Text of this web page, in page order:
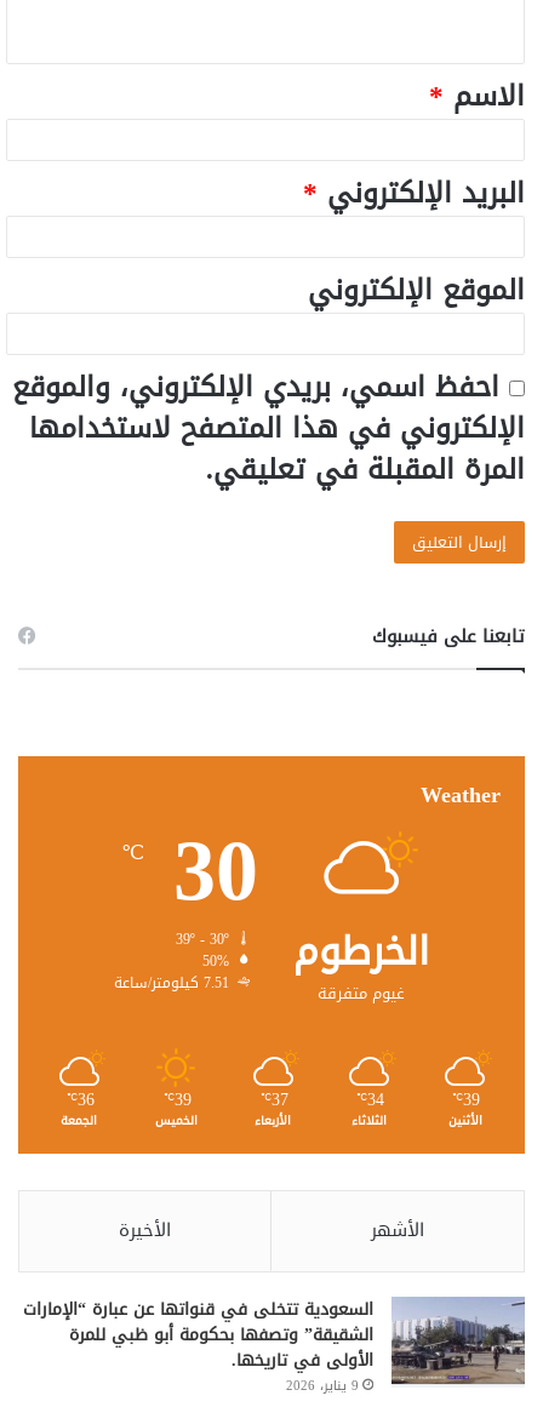
الاسم *
البريد الإلكتروني *
الموقع الإلكتروني
احفظ اسمي، بريدي الإلكتروني، والموقع
الإلكتروني في هذا المتصفح لاستخدامها
المرة المقبلة في تعليقي.
تابعنا على فيسبوك
Weather
الخرطوم
غيوم متفرقة
30
℃
50%
7.51 كيلومتر/ساعة
39
℃
الأثنين
34
℃
الثلاثاء
37
℃
الأربعاء
39
℃
الخميس
36
℃
الجمعة
الأشهر الأخيرة
السعودية تتخلى في قنواتها عن عبارة “الإمارات
الشقيقة” وتصفها بحكومة أبو ظبي للمرة
الأولى في تاريخها.
9 يناير، 2026